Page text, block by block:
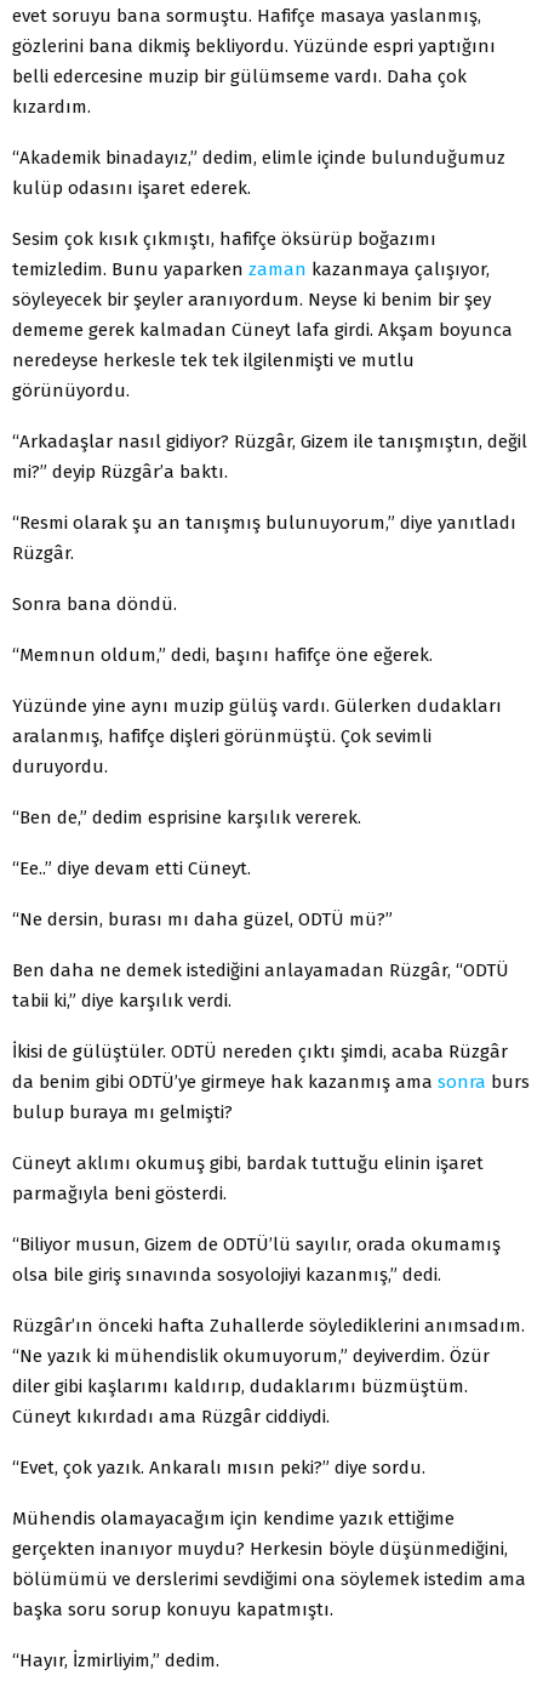
evet soruyu bana sormuştu. Hafifçe masaya yaslanmış,
gözlerini bana dikmiş bekliyordu. Yüzünde espri yaptığını
belli edercesine muzip bir gülümseme vardı. Daha çok
kızardım.
“Akademik binadayız,” dedim, elimle içinde bulunduğumuz
kulüp odasını işaret ederek.
Sesim çok kısık çıkmıştı, hafifçe öksürüp boğazımı
temizledim. Bunu yaparken zaman kazanmaya çalışıyor,
söyleyecek bir şeyler aranıyordum. Neyse ki benim bir şey
dememe gerek kalmadan Cüneyt lafa girdi. Akşam boyunca
neredeyse herkesle tek tek ilgilenmişti ve mutlu
görünüyordu.
“Arkadaşlar nasıl gidiyor? Rüzgâr, Gizem ile tanışmıştın, değil
mi?” deyip Rüzgâr’a baktı.
“Resmi olarak şu an tanışmış bulunuyorum,” diye yanıtladı
Rüzgâr.
Sonra bana döndü.
“Memnun oldum,” dedi, başını hafifçe öne eğerek.
Yüzünde yine aynı muzip gülüş vardı. Gülerken dudakları
aralanmış, hafifçe dişleri görünmüştü. Çok sevimli
duruyordu.
“Ben de,” dedim esprisine karşılık vererek.
“Ee..” diye devam etti Cüneyt.
“Ne dersin, burası mı daha güzel, ODTÜ mü?”
Ben daha ne demek istediğini anlayamadan Rüzgâr, “ODTÜ
tabii ki,” diye karşılık verdi.
İkisi de gülüştüler. ODTÜ nereden çıktı şimdi, acaba Rüzgâr
da benim gibi ODTÜ’ye girmeye hak kazanmış ama sonra burs
bulup buraya mı gelmişti?
Cüneyt aklımı okumuş gibi, bardak tuttuğu elinin işaret
parmağıyla beni gösterdi.
“Biliyor musun, Gizem de ODTÜ’lü sayılır, orada okumamış
olsa bile giriş sınavında sosyolojiyi kazanmış,” dedi.
Rüzgâr’ın önceki hafta Zuhallerde söylediklerini anımsadım.
“Ne yazık ki mühendislik okumuyorum,” deyiverdim. Özür
diler gibi kaşlarımı kaldırıp, dudaklarımı büzmüştüm.
Cüneyt kıkırdadı ama Rüzgâr ciddiydi.
“Evet, çok yazık. Ankaralı mısın peki?” diye sordu.
Mühendis olamayacağım için kendime yazık ettiğime
gerçekten inanıyor muydu? Herkesin böyle düşünmediğini,
bölümümü ve derslerimi sevdiğimi ona söylemek istedim ama
başka soru sorup konuyu kapatmıştı.
“Hayır, İzmirliyim,” dedim.